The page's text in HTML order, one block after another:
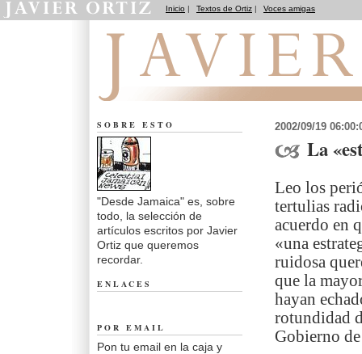
Inicio | Textos de Ortiz | Voces amigas
2002/09/19
La
Leo los
tertulias
acuerdo en
«una
ruidosa
que la
hayan
rotundidad
Gobierno
SOBRE ESTO
"Desde Jamaica" es, sobre
todo, la selección de
artículos escritos por Javier
Ortiz que queremos
recordar.
ENLACES
POR EMAIL
Pon tu email en la caja y